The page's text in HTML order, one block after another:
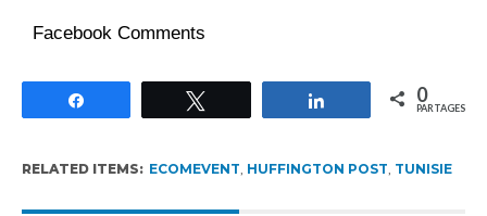
Facebook Comments
Partagez 0
PARTAGES
RELATED ITEMS: ECOMEVENT, HUFFINGTON POST, TUNISIE